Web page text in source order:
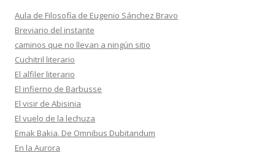
Aula de Filosofía de Eugenio Sánchez Bravo
Breviario del instante
caminos que no llevan a ningún sitio
Cuchitril literario
El alfiler literario
El infierno de Barbusse
El visir de Abisinia
El vuelo de la lechuza
Emak Bakia. De Omnibus Dubitandum
En la Aurora